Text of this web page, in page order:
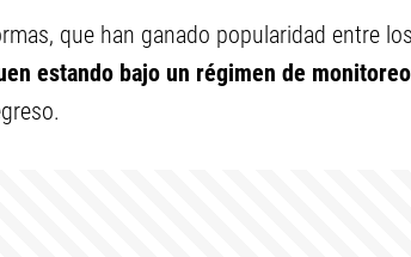
que han ganado popularidad entre
estando bajo un régimen de monitoreo